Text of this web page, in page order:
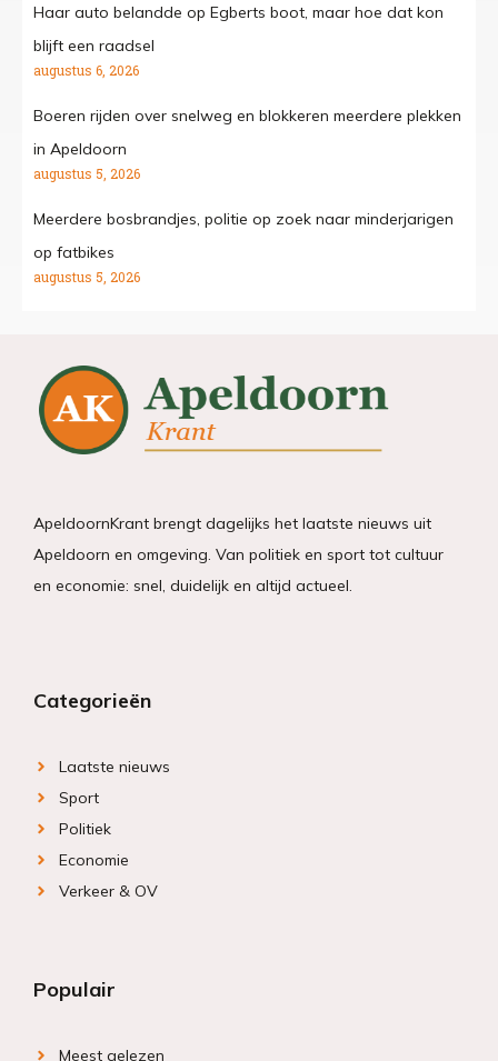
Haar auto belandde op Egberts boot, maar hoe dat kon
blijft een raadsel
augustus 6, 2026
Boeren rijden over snelweg en blokkeren meerdere plekken
in Apeldoorn
augustus 5, 2026
Meerdere bosbrandjes, politie op zoek naar minderjarigen
op fatbikes
augustus 5, 2026
ApeldoornKrant brengt dagelijks het laatste nieuws uit
Apeldoorn en omgeving. Van politiek en sport tot cultuur
en economie: snel, duidelijk en altijd actueel.
Categorieën
Laatste nieuws
Sport
Politiek
Economie
Verkeer & OV
Populair
Meest gelezen